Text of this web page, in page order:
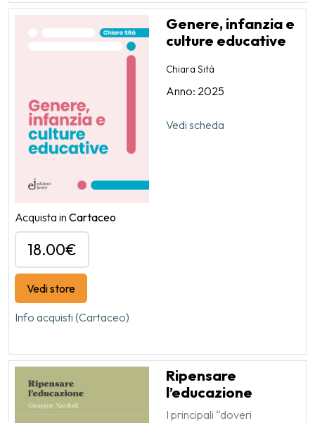
Genere, infanzia e
culture educative
Chiara Sità
Anno: 2025
Vedi scheda
Acquista in Cartaceo
18.00€
Vedi store
Info acquisti (Cartaceo)
Ripensare
l’educazione
I principali “doveri